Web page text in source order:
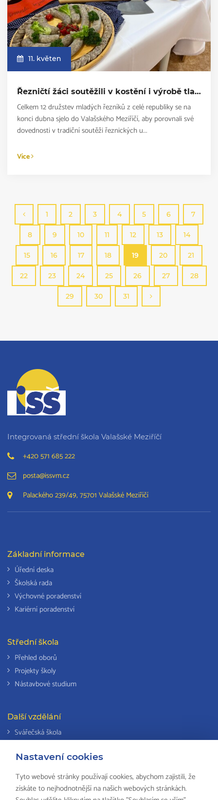
Nastavení cookies
Tyto webové stránky používají cookies, abychom zajistili, že
získáte to nejhodnotnější na našich webových stránkách.
11. květen
Řezničtí žáci soutěžili v kostění i výrobě tlačenky
Celkem 12 družstev mladých řezníků z celé republiky se na
konci dubna sjelo do Valašského Meziříčí, aby porovnali své
dovednosti v tradiční soutěži řeznických u...
Více
1 2 3 4 5 6 7
8 9 10 11 12 13 14
15 16 17 18 19 20 21
22 23 24 25 26 27 28
29 30 31
Integrovaná střední škola Valašské Meziříčí
+420 571 685 222
posta@issvm.cz
Palackého 239/49, 75701 Valašské Meziříčí
Základní informace
Úřední deska
Školská rada
Výchovné poradenství
Kariérní poradenství
Střední škola
Přehled oborů
Projekty školy
Nástavbové studium
Další vzdělání
Svářečská škola
Národní soustava kvalifikací